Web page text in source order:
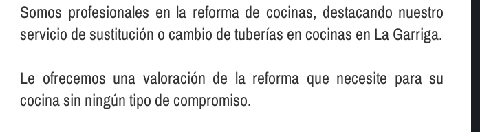
Somos profesionales en la reforma de cocinas, destacando nuestro
servicio de sustitución o cambio de tuberí­as en cocinas en La Garriga.
Le ofrecemos una valoración de la reforma que necesite para su
cocina sin ningún tipo de compromiso.